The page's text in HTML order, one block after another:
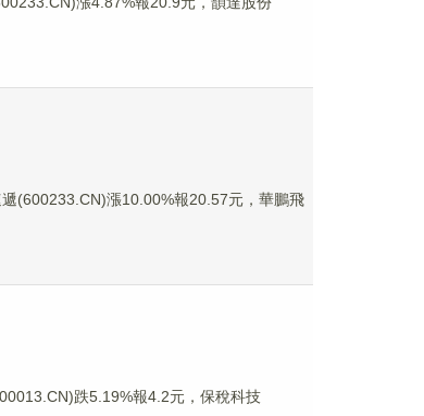
(600233.CN)漲10.00%報20.57元，華鵬飛
跌5.19%報4.2元，保稅科技